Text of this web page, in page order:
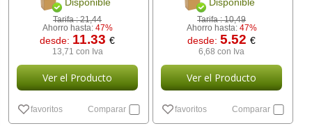
Tarifa :21,44
Ahorro hasta: 47%
desde: 11.33€
13,71 con Iva
Ver el Producto
favoritos Comparar
Tarifa :10,49
Ahorro hasta: 47%
desde:5.52€
6,68 con Iva
Ver el Producto
favoritos Comparar